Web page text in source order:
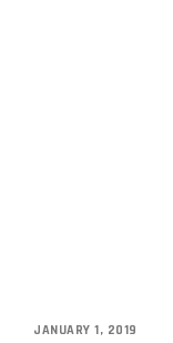
JANUARY 1, 2019